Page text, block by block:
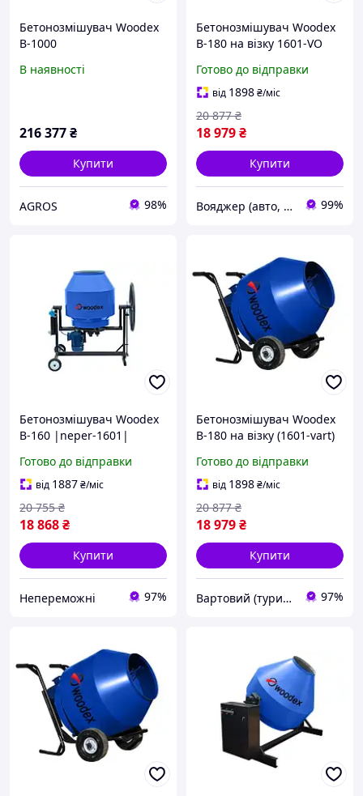
Бетонозмішувач Woodex
B-1000
В наявності
216 377₴
Купити
AGROS 98%
Бетонозмішувач Woodex
B-180 на візку 1601-VO
Готово до відправки
від 1898₴/міс
18 979₴
20 877 ₴
Купити
Вояджер (авто, туризм, спорт) 99%
Бетонозмішувач Woodex
B-160 |neper-1601|
Готово до відправки
від 1887₴/міс
18 868₴
20 755 ₴
Купити
Непереможні 97%
Бетонозмішувач Woodex
B-180 на візку (1601-vart)
Готово до відправки
від 1898₴/міс
18 979₴
20 877 ₴
Купити
Вартовий (туризм, полювання та кемпінг) 97%